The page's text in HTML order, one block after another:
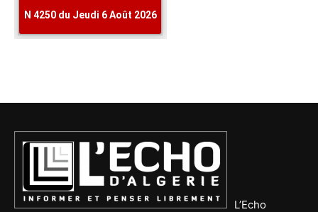
L’Echo